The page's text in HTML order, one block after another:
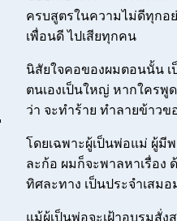
ครบสูตรในความไม่ดีทุกอ
เพื่อนดี ไปเสียทุกคน
นิสัยใจคอของผมตอนนั้น เ
ตนเองเป็นใหญ่ หากใครพู
ว่า จะทำร้าย ทำลายข้าวข
โดยเฉพาะผู้เป็นพ่อแม่ ผู้
ละก้อ ผมก็จะพาลหาเรื่อง
ทิศละทาง เป็นประจำเสมอ
แม้ผู้เป็นพ่อจะเฝ้าอบรมสั่